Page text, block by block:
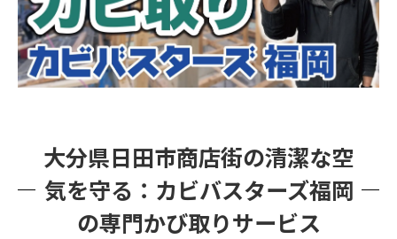
大分県日田市商店街の清潔な空
気を守る：カビバスターズ福岡
の専門かび取りサービス